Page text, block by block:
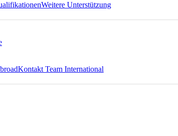
Weitere Unterstützung
Kontakt Team International